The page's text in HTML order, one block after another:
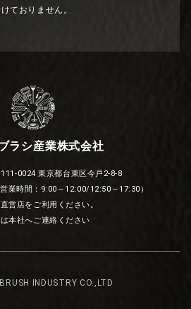
ておりません。
ラシ産業株式会社
0024 東京都台東区今戸2-8-8
業時間：9:00～12:00/12:50～17:30）
営店をご利用ください。
本社へご連絡ください
INDUSTRY CO.,LTD